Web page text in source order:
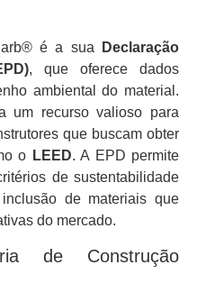
é a sua
Declaração
, que oferece dados
ambiental do material.
um recurso valioso para
que buscam obter
o LEED. A EPD permite
de sustentabilidade
de materiais que
do mercado.
de Construção